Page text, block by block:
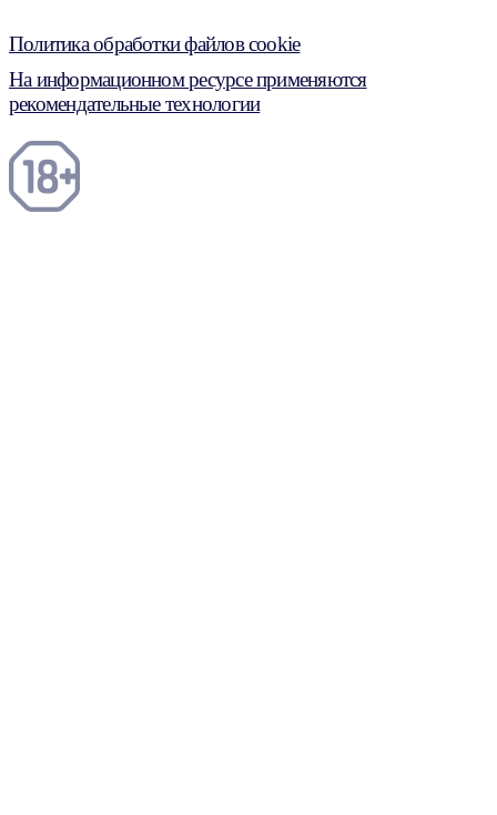
Политика обработки файлов cookie
На информационном ресурсе применяются
рекомендательные технологии